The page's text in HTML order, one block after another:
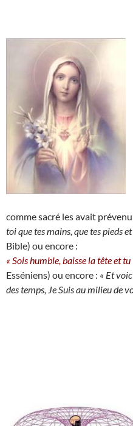
comme sacré les avait
toi que tes mains, que tes pieds
Bible) ou encore :
« Sois humble, baisse la tête et
Esséniens) ou encore : « Et
des temps, Je Suis au milieu de